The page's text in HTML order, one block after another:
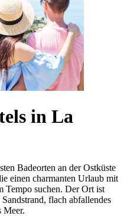
in La
Badeorten an der Ostküste
einen charmanten Urlaub mit
Tempo suchen. Der Ort ist
flach abfallendes
Meer.